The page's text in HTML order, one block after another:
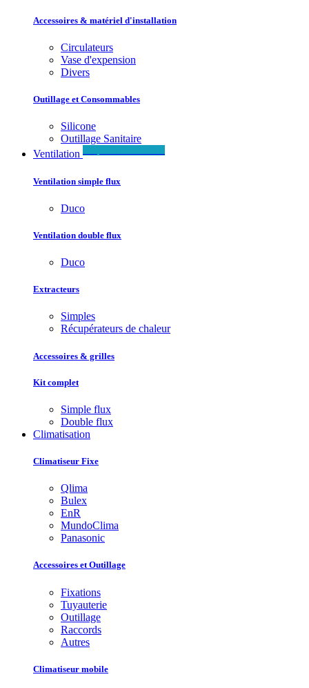
Accessoires & matériel d'installation
Circulateurs
Vase d'expension
Divers
Outillage et Consommables
Silicone
Outillage Sanitaire
Ventilation
Ventilation simple flux
Duco
Ventilation double flux
Duco
Extracteurs
Simples
Récupérateurs de chaleur
Accessoires & grilles
Kit complet
Simple flux
Double flux
Climatisation
Climatiseur Fixe
Qlima
Bulex
EnR
MundoClima
Panasonic
Accessoires et Outillage
Fixations
Tuyauterie
Outillage
Raccords
Autres
Climatiseur mobile